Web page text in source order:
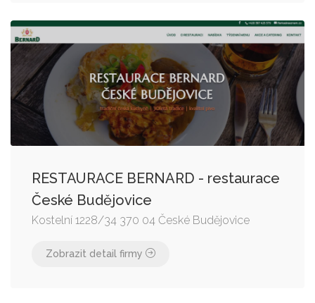
RESTAURACE BERNARD - restaurace
České Budějovice
Kostelní 1228/34 370 04 České Budějovice
Zobrazit detail firmy